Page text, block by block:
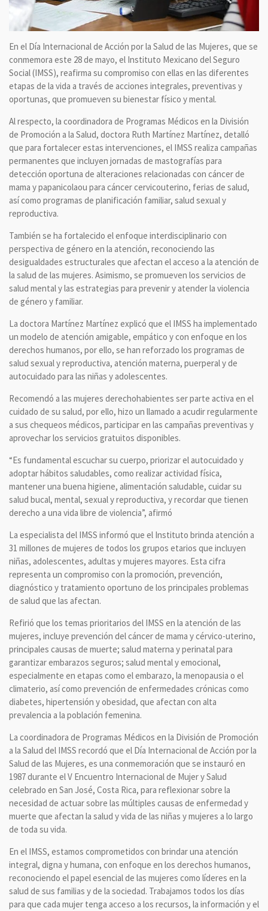
En el Día Internacional de Acción por la Salud de las Mujeres, que se
conmemora este 28 de mayo, el Instituto Mexicano del Seguro
Social (IMSS), reafirma su compromiso con ellas en las diferentes
etapas de la vida a través de acciones integrales, preventivas y
oportunas, que promueven su bienestar físico y mental.
Al respecto, la coordinadora de Programas Médicos en la División
de Promoción a la Salud, doctora Ruth Martínez Martínez, detalló
que para fortalecer estas intervenciones, el IMSS realiza campañas
permanentes que incluyen jornadas de mastografías para
detección oportuna de alteraciones relacionadas con cáncer de
mama y papanicolaou para cáncer cervicouterino, ferias de salud,
así como programas de planificación familiar, salud sexual y
reproductiva.
También se ha fortalecido el enfoque interdisciplinario con
perspectiva de género en la atención, reconociendo las
desigualdades estructurales que afectan el acceso a la atención de
la salud de las mujeres. Asimismo, se promueven los servicios de
salud mental y las estrategias para prevenir y atender la violencia
de género y familiar.
La doctora Martínez Martínez explicó que el IMSS ha implementado
un modelo de atención amigable, empático y con enfoque en los
derechos humanos, por ello, se han reforzado los programas de
salud sexual y reproductiva, atención materna, puerperal y de
autocuidado para las niñas y adolescentes.
Recomendó a las mujeres derechohabientes ser parte activa en el
cuidado de su salud, por ello, hizo un llamado a acudir regularmente
a sus chequeos médicos, participar en las campañas preventivas y
aprovechar los servicios gratuitos disponibles.
“Es fundamental escuchar su cuerpo, priorizar el autocuidado y
adoptar hábitos saludables, como realizar actividad física,
mantener una buena higiene, alimentación saludable, cuidar su
salud bucal, mental, sexual y reproductiva, y recordar que tienen
derecho a una vida libre de violencia”, afirmó
La especialista del IMSS informó que el Instituto brinda atención a
31 millones de mujeres de todos los grupos etarios que incluyen
niñas, adolescentes, adultas y mujeres mayores. Esta cifra
representa un compromiso con la promoción, prevención,
diagnóstico y tratamiento oportuno de los principales problemas
de salud que las afectan.
Refirió que los temas prioritarios del IMSS en la atención de las
mujeres, incluye prevención del cáncer de mama y cérvico-uterino,
principales causas de muerte; salud materna y perinatal para
garantizar embarazos seguros; salud mental y emocional,
especialmente en etapas como el embarazo, la menopausia o el
climaterio, así como prevención de enfermedades crónicas como
diabetes, hipertensión y obesidad, que afectan con alta
prevalencia a la población femenina.
La coordinadora de Programas Médicos en la División de Promoción
a la Salud del IMSS recordó que el Día Internacional de Acción por la
Salud de las Mujeres, es una conmemoración que se instauró en
1987 durante el V Encuentro Internacional de Mujer y Salud
celebrado en San José, Costa Rica, para reflexionar sobre la
necesidad de actuar sobre las múltiples causas de enfermedad y
muerte que afectan la salud y vida de las niñas y mujeres a lo largo
de toda su vida.
En el IMSS, estamos comprometidos con brindar una atención
integral, digna y humana, con enfoque en los derechos humanos,
reconociendo el papel esencial de las mujeres como líderes en la
salud de sus familias y de la sociedad. Trabajamos todos los días
para que cada mujer tenga acceso a los recursos, la información y el